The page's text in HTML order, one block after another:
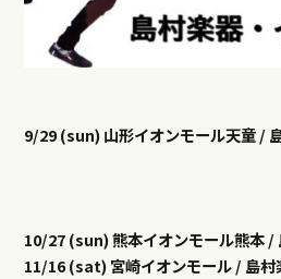
9/29 (sun) 山形イオンモール天童 /
10/27 (sun) 熊本イオンモール熊本 /
11/16 (sat) 宮崎イオンモール / 島村